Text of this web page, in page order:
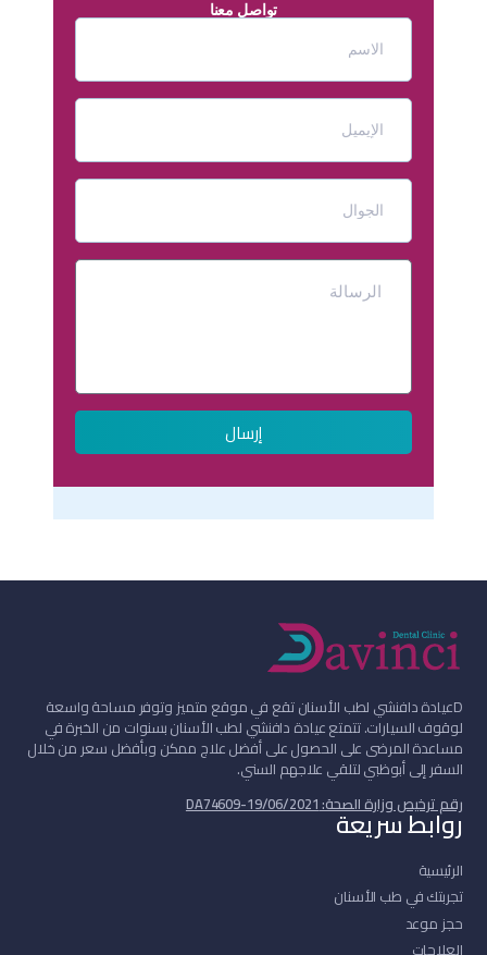
تواصل معنا
إرسال
روابط سريعة
الرئيسية
تجربتك في طب الأسنان
حجز موعد
Dعيادة دافنشي لطب الأسنان تقع في موقع متميز وتوفر مساحة واسعة
لوقوف السيارات. تتمتع عيادة دافنشي لطب الأسنان بسنوات من الخبرة في
مساعدة المرضى على الحصول على أفضل علاج ممكن وبأفضل سعر من خلال
السفر إلى أبوظبي لتلقي علاجهم السني.
رقم ترخيص وزارة الصحة: DA74609-19/06/2021